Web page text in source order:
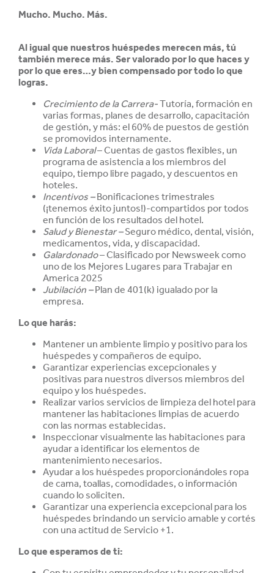
Mucho. Mucho. Más.
Al igual que nuestros huéspedes merecen más, tú
también merece más. Ser valorado por lo que haces y
por lo que eres…y bien compensado por todo lo que
logras.
Crecimiento de la Carrera-Tutoría, formación en
varias formas, planes de desarrollo, capacitación
de gestión, y más: el 60% de puestos de gestión
se promovidos internamente.
Vida Laboral– Cuentas de gastos flexibles, un
programa de asistencia a los miembros del
equipo, tiempo libre pagado, y descuentos en
hoteles.
Incentivos –Bonificaciones trimestrales
(¡tenemos éxito juntos!)-compartidos por todos
en función de los resultados del hotel.
Salud yBienestar –Seguro médico, dental, visión,
medicamentos, vida, y discapacidad.
Galardonado– Clasificado por Newsweek como
uno de los Mejores Lugares para Trabajar en
America 2025
Jubilación –Plan de 401(k) igualado por la
empresa.
Lo que harás:
Mantener un ambiente limpio y positivo para los
huéspedes y compañeros de equipo.
Garantizar experiencias excepcionales y
positivas para nuestros diversos miembros del
equipo y los huéspedes.
Realizar varios servicios de limpieza del hotel para
mantener las habitaciones limpias de acuerdo
con las normas establecidas.
Inspeccionar visualmente las habitaciones para
ayudar a identificar los elementos de
mantenimiento necesarios.
Ayudar a los huéspedes proporcionándoles ropa
de cama, toallas, comodidades, o información
cuando lo soliciten.
Garantizar una experiencia excepcional para los
huéspedes brindando un servicio amable y cortés
con una actitud de Servicio +1.
Lo que esperamos de ti: